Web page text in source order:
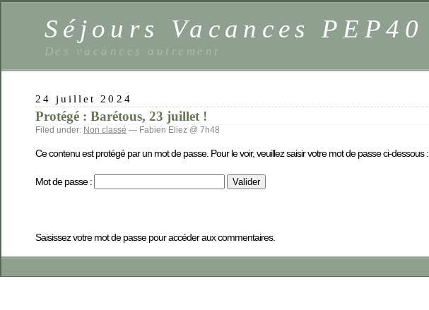
Séjours Vacances PEP40
Des vacances autrement
24 juillet 2024
Protégé : Barétous, 23 juillet !
Filed under: Non classé — Fabien Eliez @ 7h48
Ce contenu est protégé par un mot de passe. Pour le voir, veuillez saisir votre mot de passe ci-dessous :
Mot de passe :
Saisissez votre mot de passe pour accéder aux commentaires.